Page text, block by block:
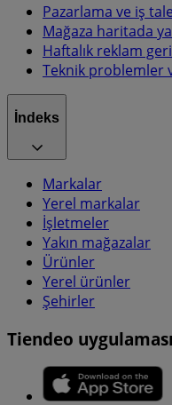
Pazarlama ve iş
Mağaza haritada
Haftalık reklam
Teknik problemler
İndeks
Markalar
Yerel markalar
İşletmeler
Yakın mağazalar
Ürünler
Yerel ürünler
Şehirler
Tiendeo